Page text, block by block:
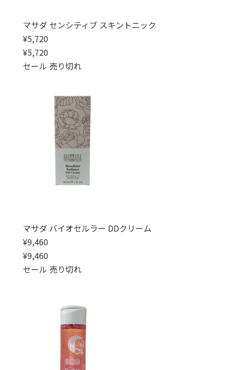
マサダ センシティブ スキントニック
通常価格
¥5,720
通常価格
セール価格
¥5,720
セール 売り切れ
マサダ バイオセルラー DDクリーム
通常価格
¥9,460
通常価格
セール価格
¥9,460
セール 売り切れ